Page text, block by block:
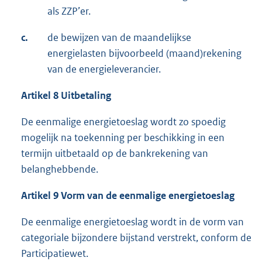
als ZZP’er.
c.
de bewijzen van de maandelijkse
energielasten bijvoorbeeld (maand)rekening
van de energieleverancier.
Artikel 8 Uitbetaling
De eenmalige energietoeslag wordt zo spoedig
mogelijk na toekenning per beschikking in een
termijn uitbetaald op de bankrekening van
belanghebbende.
Artikel 9 Vorm van de eenmalige energietoeslag
De eenmalige energietoeslag wordt in de vorm van
categoriale bijzondere bijstand verstrekt, conform de
Participatiewet.